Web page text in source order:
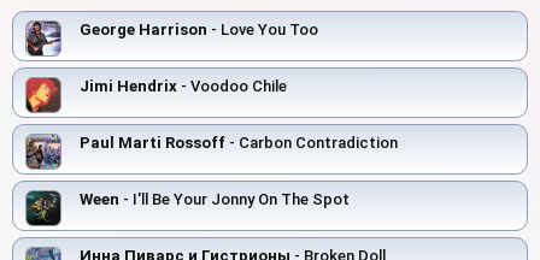
George Harrison - Love You Too
Jimi Hendrix - Voodoo Chile
Paul Marti Rossoff - Carbon Contradiction
Ween - I'll Be Your Jonny On The Spot
Инна Пиварс и Гистрионы - Broken Doll